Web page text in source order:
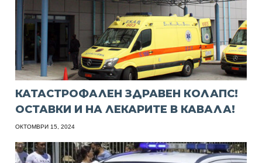
КАТАСТРОФАЛЕН ЗДРАВЕН КОЛАПС!
ОСТАВКИ И НА ЛЕКАРИТЕ В КАВАЛА!
ОКТОМВРИ 15, 2024